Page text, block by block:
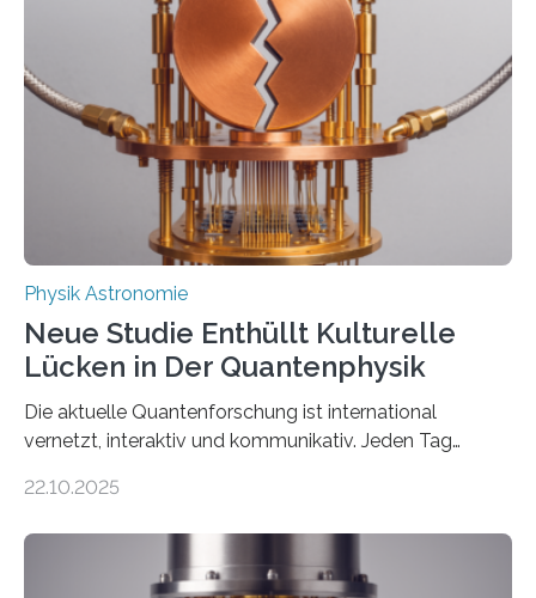
Atomkern-Zuständen gesucht worden, 2024 gelang
einem Team der TU Wien mit Unterstützung
internationaler Partner der entscheidende Durchbruch:
Der lange diskutierte Thorium-Kernübergang wurde
gefunden. Kurz darauf konnte man zeigen, dass sich
Thorium tatsächlich nutzen lässt, um hochpräzise…
Physik Astronomie
Neue Studie Enthüllt Kulturelle
Lücken in Der Quantenphysik
Die aktuelle Quantenforschung ist international
vernetzt, interaktiv und kommunikativ. Jeden Tag
oft von Autor*innen, die eng zusammenarbeiten. Neue
werden schnell weiterentwickelt. Dies ist der Alltag in
22.10.2025